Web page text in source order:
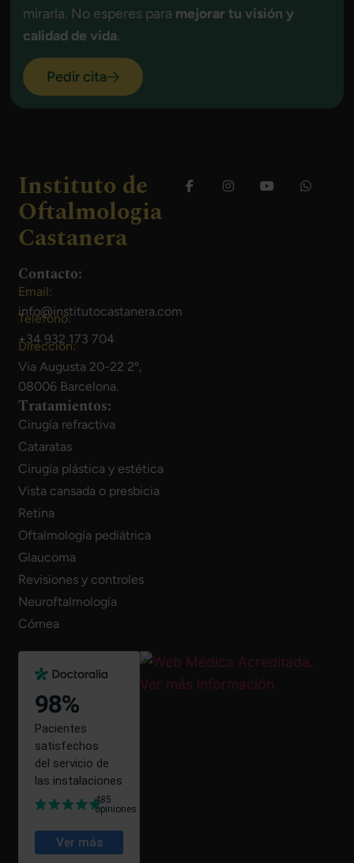
mirarla. No esperes para mejorar tu visión y
calidad de vida.
Pedir cita
Instituto de
Oftalmologia
Castanera
Contacto:
Email:
info@institutocastanera.com
Teléfono:
+34 932 173 704
Dirección:
Via Augusta 20-22 2º,
08006 Barcelona.
Tratamientos:
Cirugía refractiva
Cataratas
Cirugía plástica y estética
Vista cansada o presbicia
Retina
Oftalmología pediátrica
Glaucoma
Revisiones y controles
Neuroftalmología
Córnea